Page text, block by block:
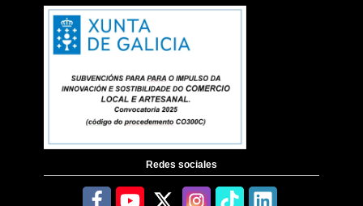
Redes sociales